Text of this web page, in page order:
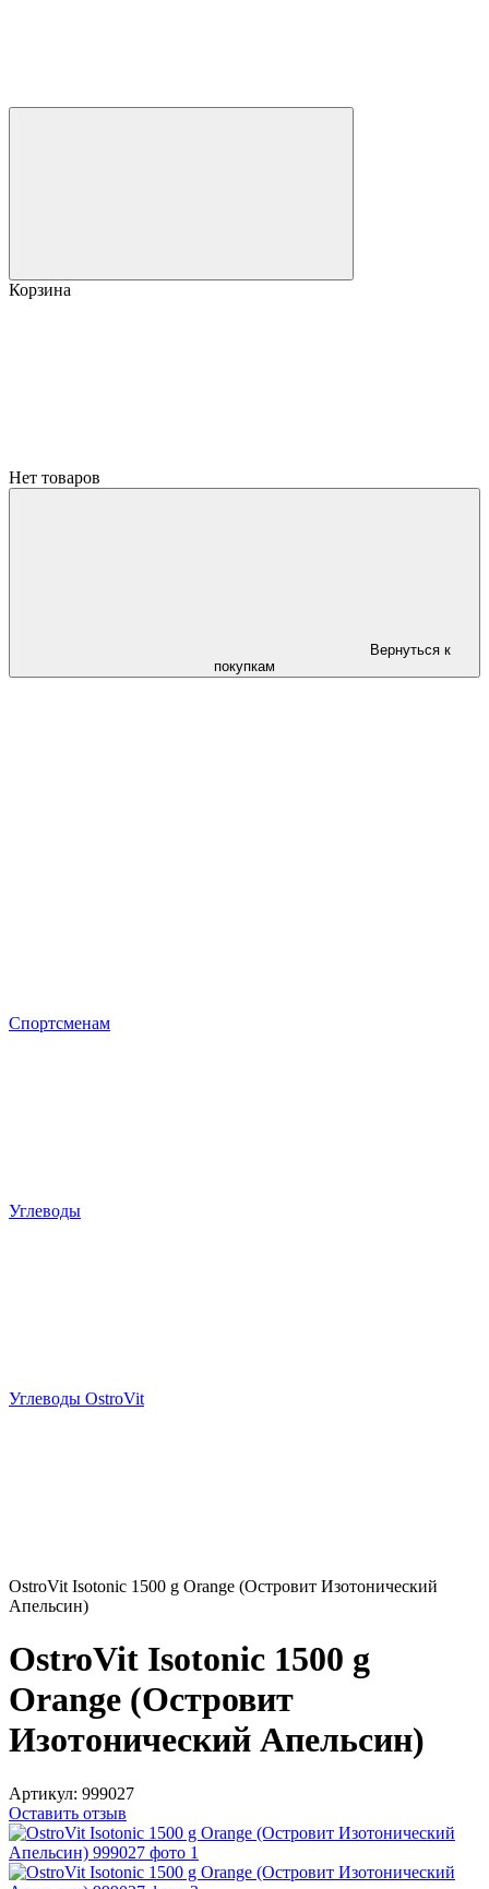
Корзина
Нет товаров
Вернуться к
покупкам
Спортсменам
Углеводы
Углеводы OstroVit
OstroVit Isotonic 1500 g Orange (Островит Изотонический
Апельсин)
OstroVit Isotonic 1500 g
Orange (Островит
Изотонический Апельсин)
Артикул: 999027
Оставить отзыв